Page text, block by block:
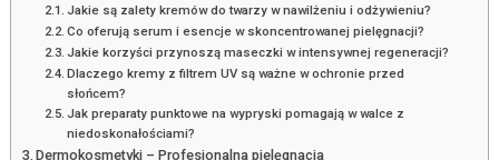
Jakie są zalety kremów do twarzy w nawilżeniu i odżywieniu?
Co oferują serum i esencje w skoncentrowanej pielęgnacji?
Jakie korzyści przynoszą maseczki w intensywnej regeneracji?
Dlaczego kremy z filtrem UV są ważne w ochronie przed
słońcem?
Jak preparaty punktowe na wypryski pomagają w walce z
niedoskonałościami?
Dermokosmetyki – Profesjonalna pielęgnacja